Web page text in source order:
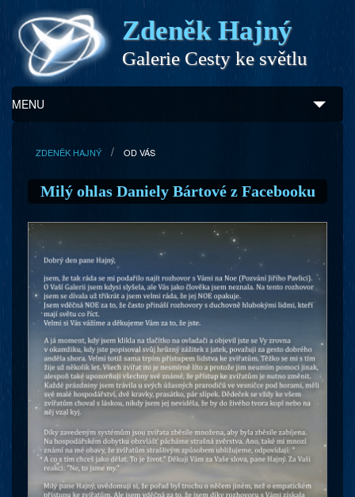
Zdeněk Hajný
Galerie Cesty ke světlu
MENU
Zdeněk Hajný
Galerie
Program
Doprovodný prodej
Kontakty
ZDENĚK HAJNÝ OD VÁS
Milý ohlas Daniely Bártové z Facebooku